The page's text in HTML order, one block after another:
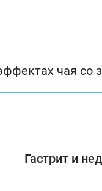
чая со
Гастрит и